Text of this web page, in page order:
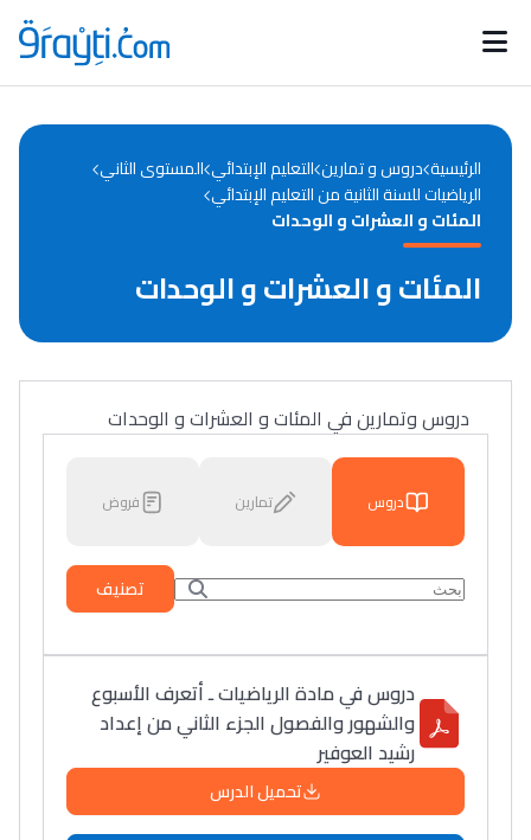
Catégories
d'actualités
Annonces bourses
الرئيسية دروس و تمارين التعليم الإبتدائي المستوى الثاني
الرياضيات للسنة الثانية من التعليم الإبتدائي
المئات و العشرات و الوحدات
المئات و العشرات و الوحدات
دروس وتمارين في المئات و العشرات و الوحدات
دروس تمارين فروض
تصنيف
دروس في مادة الرياضيات ـ أتعرف الأسبوع
والشهور والفصول الجزء الثاني من إعداد
رشيد العوفير
تحميل الدرس